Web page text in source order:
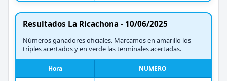
Resultados La Ricachona - 10/06/2025
Números ganadores oficiales. Marcamos en amarillo los
triples acertados y en verde las terminales acertadas.
Hora NUMERO